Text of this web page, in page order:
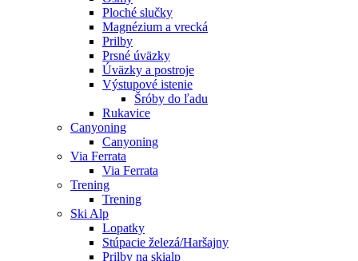
Ploché slučky
Magnézium a vrecká
Prilby
Prsné úväzky
Úväzky a postroje
Výstupové istenie
Šróby do ľadu
Rukavice
Canyoning
Canyoning
Via Ferrata
Via Ferrata
Trening
Trening
Ski Alp
Lopatky
Stúpacie železá/Haršajny
Prilby na skialp